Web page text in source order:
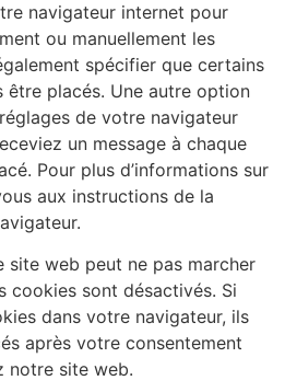
navigateur internet pour
ou manuellement les
spécifier que certains
être placés. Une autre option
de votre navigateur
un message à chaque
Pour plus d’informations sur
aux instructions de la
site web peut ne pas marcher
cookies sont désactivés. Si
dans votre navigateur, ils
après votre consentement
notre site web.